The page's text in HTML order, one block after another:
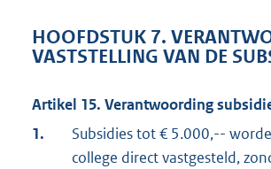
HOOFDSTUK 7.
VASTSTELLING VAN DE
Artikel 15. Verantwoording
1.
Subsidies tot € 5.000,--
college direct vastgesteld,